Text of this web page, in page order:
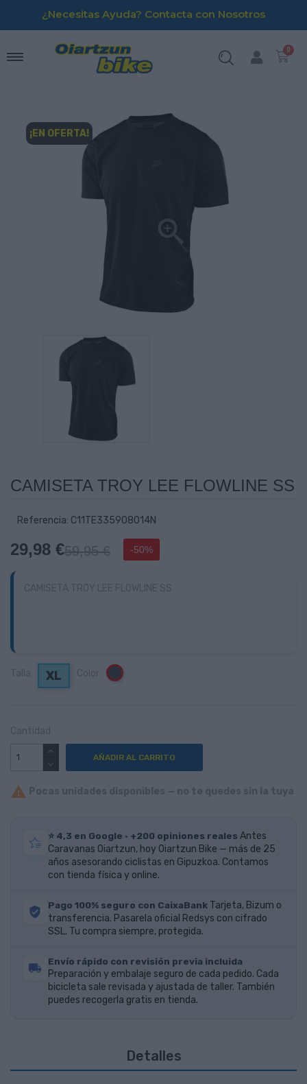
¿Necesitas Ayuda? Contacta con Nosotros
¡EN OFERTA!

CAMISETA TROY LEE FLOWLINE SS
Referencia: C11TE335908014N
29,98 €59,95 € -50%
XL Negro
AÑADIR AL CARRITO

⭐ 4,3 en Google · +200 opiniones reales Antes
Caravanas Oiartzun, hoy Oiartzun Bike — más de 25
años asesorando ciclistas en Gipuzkoa. Contamos
con tienda física y online.
Pago 100% seguro con CaixaBank Tarjeta, Bizum o
transferencia. Pasarela oficial Redsys con cifrado
SSL. Tu compra siempre, protegida.
Envío rápido con revisión previa incluida
Preparación y embalaje seguro de cada pedido. Cada
bicicleta sale revisada y ajustada de taller. También
puedes recogerla gratis en tienda.
Detalles